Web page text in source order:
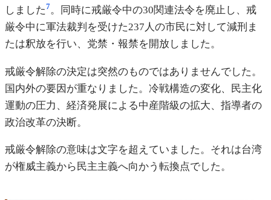
しました7。同時に戒厳令中の30関連法令を廃止し、戒
厳令中に軍法裁判を受けた237人の市民に対して減刑ま
たは釈放を行い、党禁・報禁を開放しました。
戒厳令解除の決定は突然のものではありませんでした。
国内外の要因が重なりました。冷戦構造の変化、民主化
運動の圧力、経済発展による中産階級の拡大、指導者の
政治改革の決断。
戒厳令解除の意味は文字を超えていました。それは台湾
が権威主義から民主主義へ向かう転換点でした。